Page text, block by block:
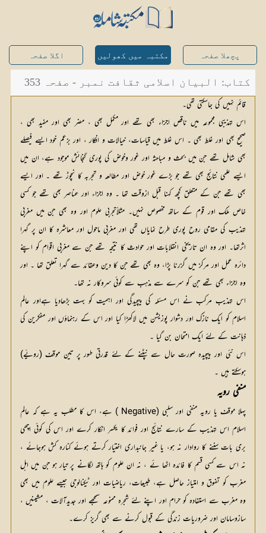
پچھلا صفحہ مکتبہ میں کھولیں اگلا صفحہ
کتاب: البیان اسلامی ثقافت نمبر - صفحہ 353
قائم نہیں کی جاسکتی تھی۔
اس تہذیبی مجموعہ میں ناقص اجزاء بھی تھے اور مکمل بھی ، مضر بھی اور مفید بھی ،
صحیح
خاص ملک اور قوم کے ساتھ مخصوص نہیں۔ مثلاًتجربی علو
تہذیب کی مقامی روح پوری طرح نمایاں
دائرہ عمل اور مرکز میں گزرنا پڑا، وہ بھی تھے جن کا دین وعقائد سے گہرا تعلق تھا ۔ اور
وہ اجزاء بھی تھے جن کو سرے سے مذہب سے کوئی سروکار نہ تھا۔
اس تہذیب مرکب نے اس مسئلہ کی پیچیدگی اور اہمیت کو بہت بڑھادیا ہےاور عالم
اسلام کو ایک نازک اور دشوار پوزیشن میں لاکھڑا کیا اور اس کے رہنماؤں اور مفکرین کی
ذہانت کے لئے ایک امتحان بن گیا ۔
اس نئی اور پیچیدہ صورت حال سے نپٹنے کے لئے قدرتی طور پر تین موقف (رویّے)
ہوسکتے ہیں ۔
منفی رویہ
پہلا موقف یا رویہ منفی اور سلبی (Negative ) ہے، اس کا مطلب یہ ہے کہ عالم
اسلام اس تہذیب کے سارے نتائج اور فوائد کا یکسر انکار کرے اور اس کی کوئی اچھی
بری بات سننے کا روادار نہ ہو، یا غیر جانبداری اختیار کرتے ہوئے کنارہ کش ہوجائے ،
نہ اس سے کسی قسم کا فائدہ اٹھا ئے ، نہ ان علوم کو ہاتھ لگانے پر تیار ہو جن میں اہل
مغرب کو تفوق و امتیاز حاصل ہے، طبیعات، ریاضیات اور ٹیکنالوجی جیسے علوم میں بھی
وہ مغرب سے استفادہ کو حرام اور اپنے لئے شجرہ ممنوعہ سمجھے اور جدیدآلات ، مشینیں ،
سازوسامان اور ضروریات زندگی کے قبول کرنے سے بھی گریز کرے۔